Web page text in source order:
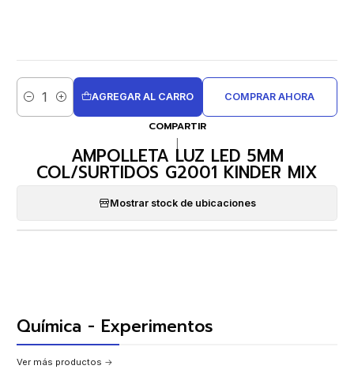
Cantidad
AGREGAR AL CARRO COMPRAR AHORA
COMPARTIR
AMPOLLETA LUZ LED 5MM
COL/SURTIDOS G2001 KINDER MIX
Mostrar stock de ubicaciones
Química - Experimentos
Ver más productos